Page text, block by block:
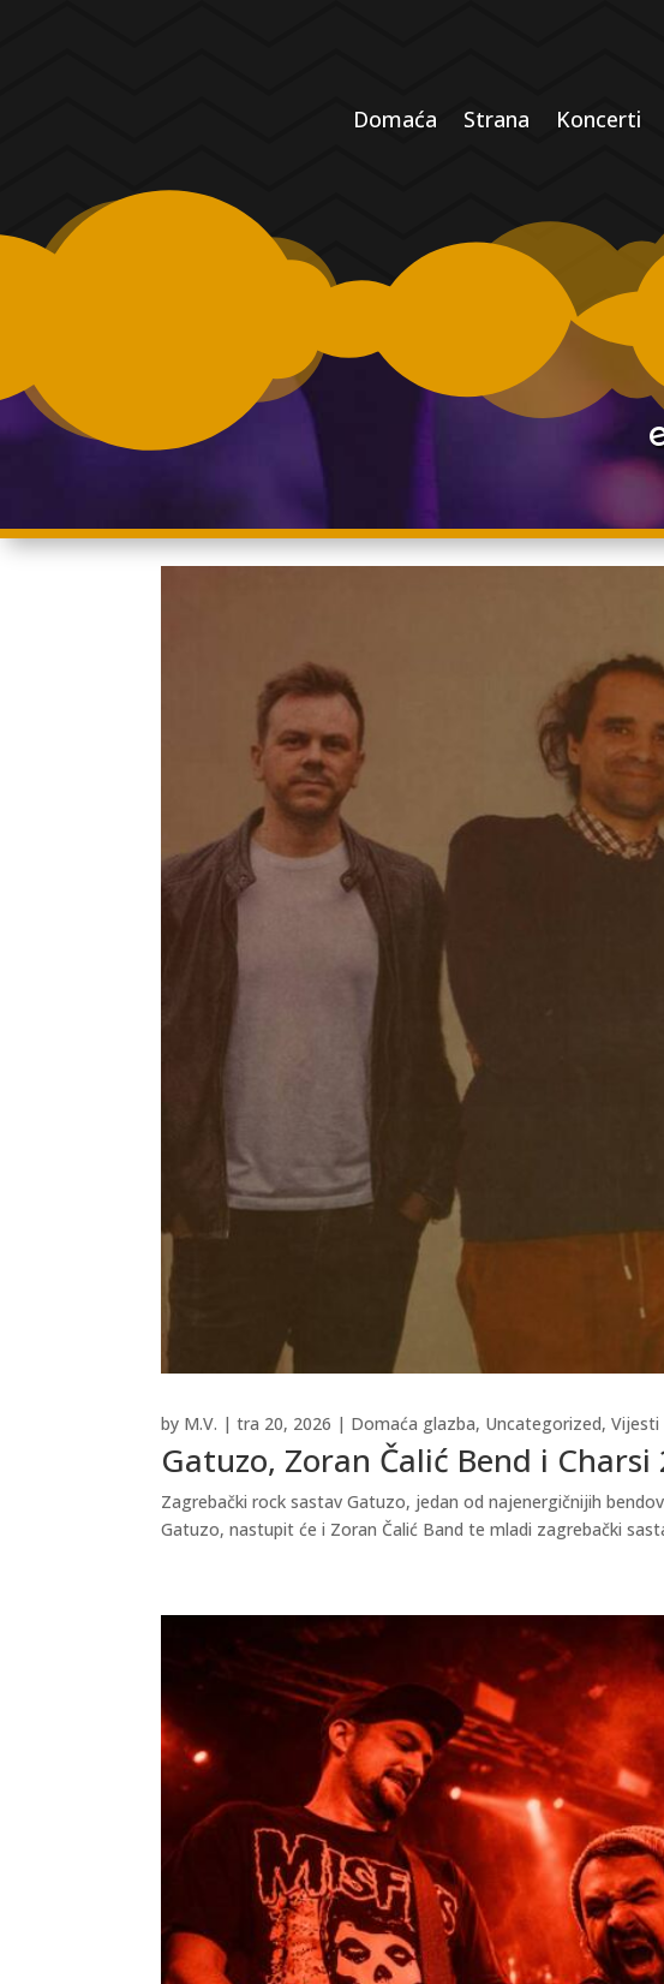
Domaća Strana Koncerti
Gatuzo, Zoran Čalić Bend i
by M.V. |tra 20, 2026 | Domaća glazba, Uncategorized,Vijesti
Zagrebački rock sastav Gatuzo, jedan od najenergičnijih
Gatuzo, nastupit će i Zoran Čalić Band te mladi zagrebački